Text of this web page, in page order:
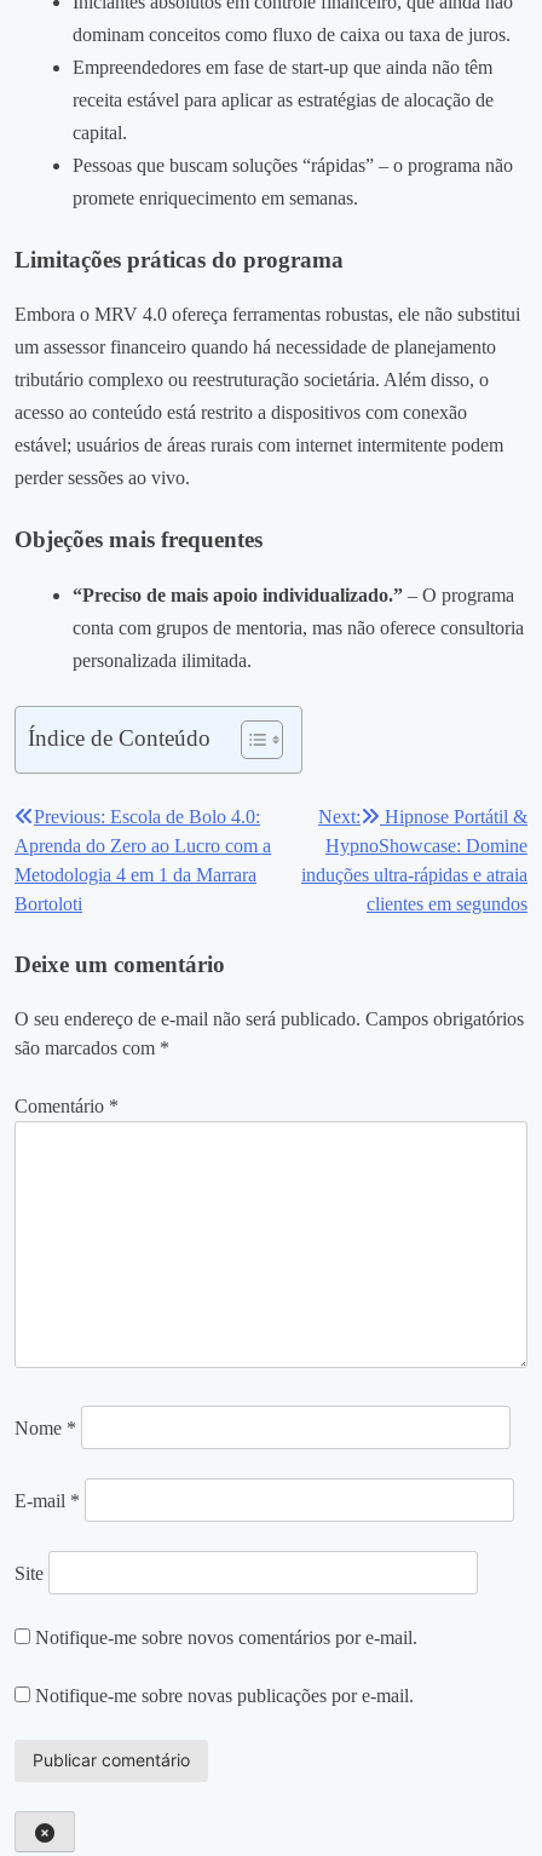
dominam conceitos como fluxo de caixa ou taxa de juros.
Empreendedores em fase de start‑up que ainda não têm
receita estável para aplicar as estratégias de alocação de
capital.
Pessoas que buscam soluções “rápidas” – o programa não
promete enriquecimento em semanas.
Limitações práticas do programa
Embora o MRV 4.0 ofereça ferramentas robustas, ele não substitui
um assessor financeiro quando há necessidade de planejamento
tributário complexo ou reestruturação societária. Além disso, o
acesso ao conteúdo está restrito a dispositivos com conexão
estável; usuários de áreas rurais com internet intermitente podem
perder sessões ao vivo.
Objeções mais frequentes
“Preciso de mais apoio individualizado.” – O programa
conta com grupos de mentoria, mas não oferece consultoria
personalizada ilimitada.
Índice de Conteúdo
Navegação
de
Post
Previous: Escola de Bolo 4.0:
Aprenda do Zero ao Lucro com a
Metodologia 4 em 1 da Marrara
Bortoloti
Next:
Hipnose Portátil &
HypnoShowcase: Domine
induções ultra‑rápidas e atraia
clientes em segundos
Deixe um comentário
O seu endereço de e-mail não será publicado. Campos obrigatórios
são marcados com *
Comentário *
Nome *
E-mail *
Site
Notifique-me sobre novos comentários por e-mail.
Notifique-me sobre novas publicações por e-mail.